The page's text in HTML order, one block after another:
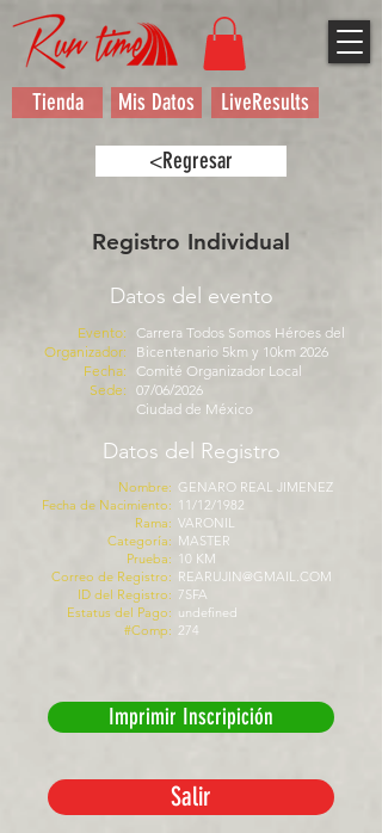
Tienda Mis Datos LiveResults
<Regresar
Registro Individual
Datos del evento
Evento:
Organizador:
Fecha:
Sede:
Carrera Todos Somos Héroes del
Bicentenario 5km y 10km 2026
Comité Organizador Local
07/06/2026
Ciudad de México
Datos del Registro
Nombre:
Fecha de Nacimiento:
Rama:
Categoría:
Prueba:
Correo de Registro:
ID del Registro:
Estatus del Pago:
#Comp:
GENARO REAL JIMENEZ
11/12/1982
VARONIL
MASTER
10 KM
REARUJIN@GMAIL.COM
7SFA
undefined
274
Imprimir Inscripición
Salir